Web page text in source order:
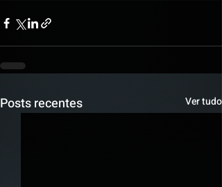
Posts recentes Ver tudo